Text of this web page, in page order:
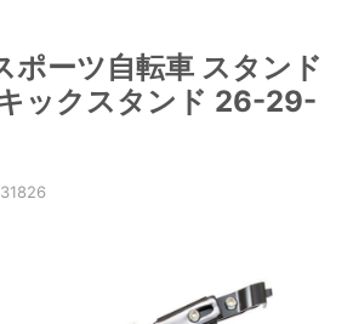
ポーツ自転車 スタンド
ックスタンド 26-29-